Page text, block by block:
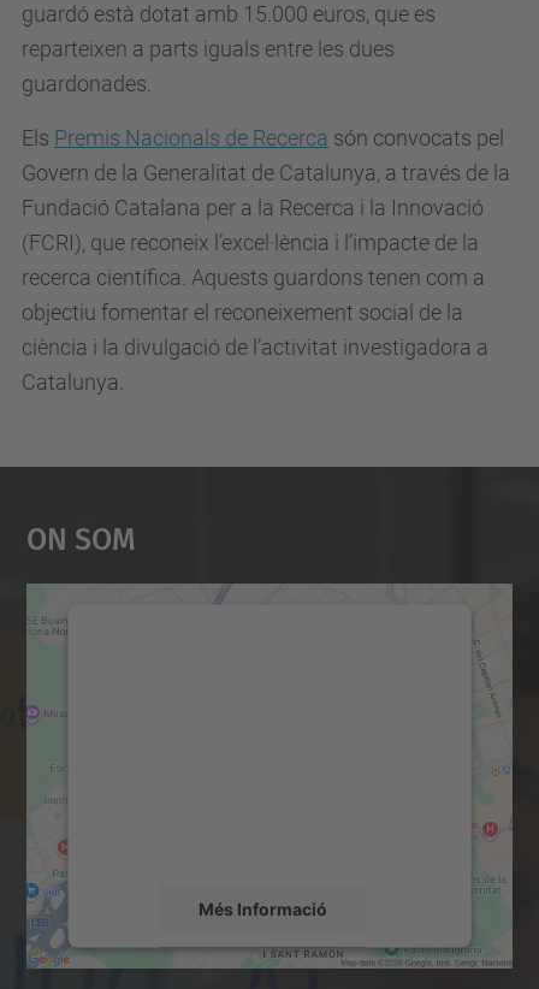
guardó està dotat amb 15.000 euros, que es
reparteixen a parts iguals entre les dues
guardonades.
Els Premis Nacionals de Recerca són convocats pel
Govern de la Generalitat de Catalunya, a través de la
Fundació Catalana per a la Recerca i la Innovació
(FCRI), que reconeix l’excel·lència i l’impacte de la
recerca científica. Aquests guardons tenen com a
objectiu fomentar el reconeixement social de la
ciència i la divulgació de l’activitat investigadora a
Catalunya.
On Som
Més Informació
Accepta